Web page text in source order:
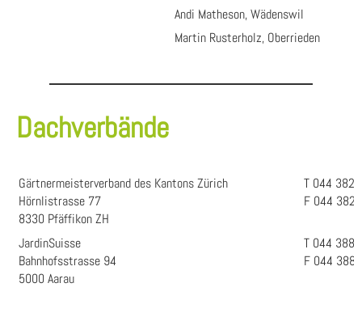
Andi Matheson, Wädenswil
Martin Rusterholz, Oberrieden
Dachverbände
Gärtnermeisterverband des Kantons Zürich
Hörnlistrasse 77
8330 Pfäffikon ZH
T 044 382
F 044 382
JardinSuisse
Bahnhofsstrasse 94
5000 Aarau
T 044 388
F 044 388